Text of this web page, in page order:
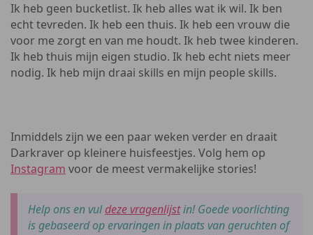
Ik heb geen bucketlist. Ik heb alles wat ik wil. Ik ben
echt tevreden. Ik heb een thuis. Ik heb een vrouw die
voor me zorgt en van me houdt. Ik heb twee kinderen.
Ik heb thuis mijn eigen studio. Ik heb echt niets meer
nodig. Ik heb mijn draai skills en mijn people skills.
Inmiddels zijn we een paar weken verder en draait
Darkraver op kleinere huisfeestjes. Volg hem op
Instagram voor de meest vermakelijke stories!
Help ons en vuldeze vragenlijstin! Goede voorlichting
is gebaseerd op ervaringen in plaats van geruchten of